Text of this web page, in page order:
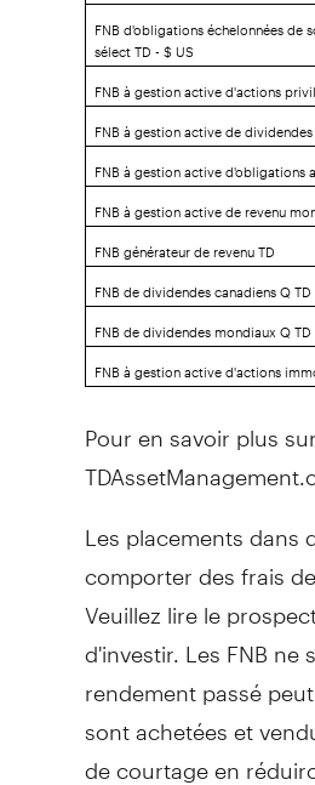
FNB d'obligations échelonnées de
sélect TD - $ US
FNB à gestion active d'actions
FNB à gestion active de
FNB à gestion active d'obligations
FNB à gestion active de revenu
FNB générateur de revenu TD
FNB de dividendes canadiens Q TD
FNB de dividendes mondiaux Q TD
FNB à gestion active d'actions
Pour en savoir plus
Les placements dans
comporter des frais
Veuillez lire le
d'investir. Les FNB
rendement passé
sont achetées et
de courtage en